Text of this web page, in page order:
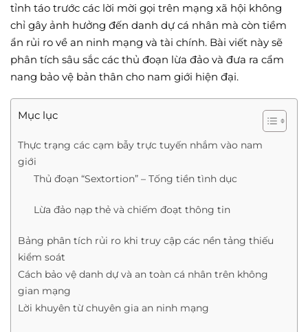
tỉnh táo trước các lời mời gọi trên mạng xã hội không
chỉ gây ảnh hưởng đến danh dự cá nhân mà còn tiềm
ẩn rủi ro về an ninh mạng và tài chính. Bài viết này sẽ
phân tích sâu sắc các thủ đoạn lừa đảo và đưa ra cẩm
nang bảo vệ bản thân cho nam giới hiện đại.
Mục lục
Thực trạng các cạm bẫy trực tuyến nhắm vào nam
giới
Thủ đoạn “Sextortion” – Tống tiền tình dục
Lừa đảo nạp thẻ và chiếm đoạt thông tin
Bảng phân tích rủi ro khi truy cập các nền tảng thiếu
kiểm soát
Cách bảo vệ danh dự và an toàn cá nhân trên không
gian mạng
Lời khuyên từ chuyên gia an ninh mạng